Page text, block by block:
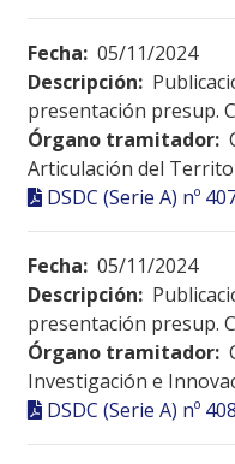
Fecha: 05/11/2024
Descripción:
presentación presup.
Órgano tramitador:
Articulación del
DSDC (Serie A) nº
Fecha: 05/11/2024
Descripción:
presentación presup.
Órgano tramitador:
Investigación e
DSDC (Serie A) nº